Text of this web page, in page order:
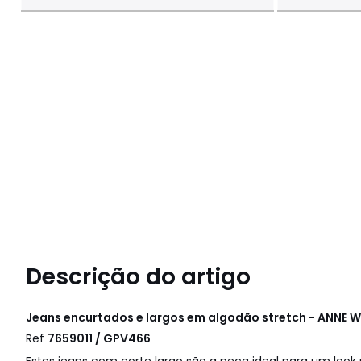
Descrição do artigo
Jeans encurtados e largos em algodão stretch - ANNE
Ref 7659011 / GPV466